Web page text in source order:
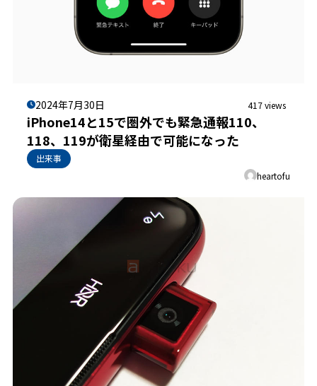
2024年7月30日 417 views
iPhone14と15で圏外でも緊急通報110、
118、119が衛星経由で可能になった
出来事
heartofu